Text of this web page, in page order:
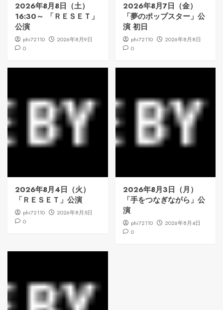
2026年8月8日（土）
16:30～ 「ＲＥＳＥＴ」
公演
phi72110
2026年8月9日
0
2026年8月7日（金）
「夢のポップスター」公
演 初日
phi72110
2026年8月8日
0
2026年8月4日（火）
「ＲＥＳＥＴ」公演
phi72110
2026年8月5日
0
2026年8月3日（月）
「手をつなぎながら」公
演
phi72110
2026年8月4日
0